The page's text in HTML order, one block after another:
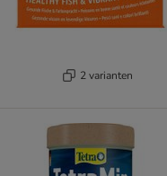
2 varianten